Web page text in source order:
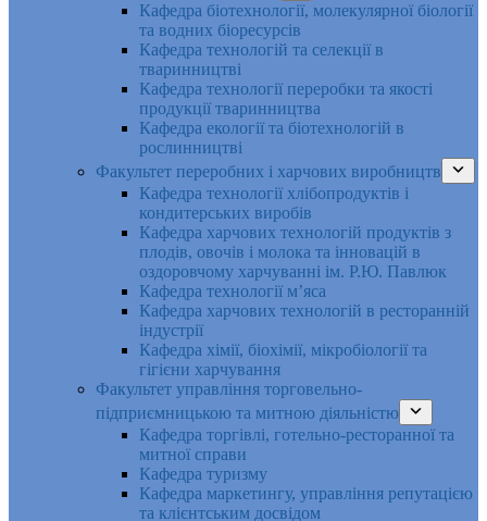
Кафедра біотехнології, молекулярної біології
та водних біоресурсів
Кафедра технологій та селекції в
тваринництві
Кафедра технології переробки та якості
продукції тваринництва
Кафедра екології та біотехнологій в
рослинництві
Факультет переробних і харчових виробництв
Кафедра технології хлібопродуктів і
кондитерських виробів
Кафедра харчових технологій продуктів з
плодів, овочів і молока та інновацій в
оздоровчому харчуванні ім. Р.Ю. Павлюк
Кафедра технології м’яса
Кафедра харчових технологій в ресторанній
індустрії
Кафедра хімії, біохімії, мікробіології та
гігієни харчування
Факультет управління торговельно-
підприємницькою та митною діяльністю
Кафедра торгівлі, готельно-ресторанної та
митної справи
Кафедра туризму
Кафедра маркетингу, управління репутацією
та клієнтським досвідом